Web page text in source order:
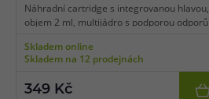
Náhradní cartridge s integrovanou hlavou,
objem 2 ml, multijádro s podporou odporů
boční plnění, vhodné pro MTL/RDL vaping,
3ks v balení.
Skladem online
Skladem na 12 prodejnách
349 Kč